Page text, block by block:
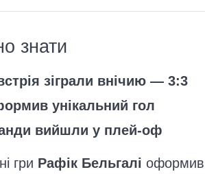
знати
зіграли внічию — 3:3
унікальний гол
вийшли у плей-оф
гри Рафік Бельгалі оформив